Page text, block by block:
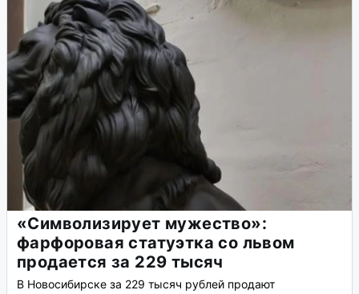
«Символизирует мужество»:
фарфоровая статуэтка со львом
продается за 229 тысяч
В Новосибирске за 229 тысяч рублей продают